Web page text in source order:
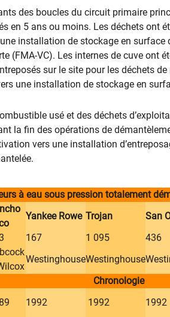
des boucles du circuit primaire
en 5 ans ou moins. Les déchets ont
installation de stockage en surface
(FMA-VC). Les internes de cuve ont
sur le site pour les déchets
une installation de stockage en
usé et des déchets
la fin des opérations de
vers une installation
à eau sous pression totalement
​Yankee Rowe ​Trojan ​San
​167 1 095 ​436
WestinghouseWestinghouse
Chronologie
​1992 1992 ​1992